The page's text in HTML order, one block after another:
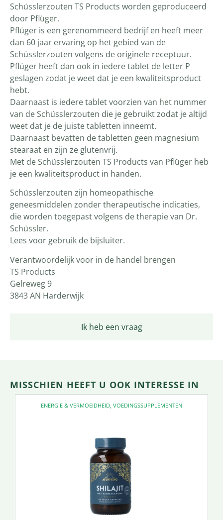
Ik heb een vraag
Schüsslerzouten TS Products worden geproduceerd
door Pflüger.
Pflüger is een gerenommeerd bedrijf en heeft meer
dan 60 jaar ervaring op het gebied van de
Schüsslerzouten volgens de originele receptuur.
Pflüger heeft dan ook in iedere tablet de letter P
geslagen zodat je weet dat je een kwaliteitsproduct
hebt.
Daarnaast is iedere tablet voorzien van het nummer
van de Schüsslerzouten die je gebruikt zodat je altijd
weet dat je de juiste tabletten inneemt.
Daarnaast bevatten de tabletten geen magnesium
stearaat en zijn ze glutenvrij.
Met de Schüsslerzouten TS Products van Pflüger heb
je een kwaliteitsproduct in handen.
Schüsslerzouten zijn homeopathische
geneesmiddelen zonder therapeutische indicaties,
die worden toegepast volgens de therapie van Dr.
Schüssler.
Lees voor gebruik de bijsluiter.
Verantwoordelijk voor in de handel brengen
TS Products
Gelreweg 9
3843 AN Harderwijk
MISSCHIEN HEEFT U OOK INTERESSE IN
ENERGIE & VERMOEIDHEID, VOEDINGSSUPPLEMENTEN